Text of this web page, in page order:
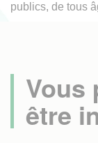
publics, de tous
Vous
être